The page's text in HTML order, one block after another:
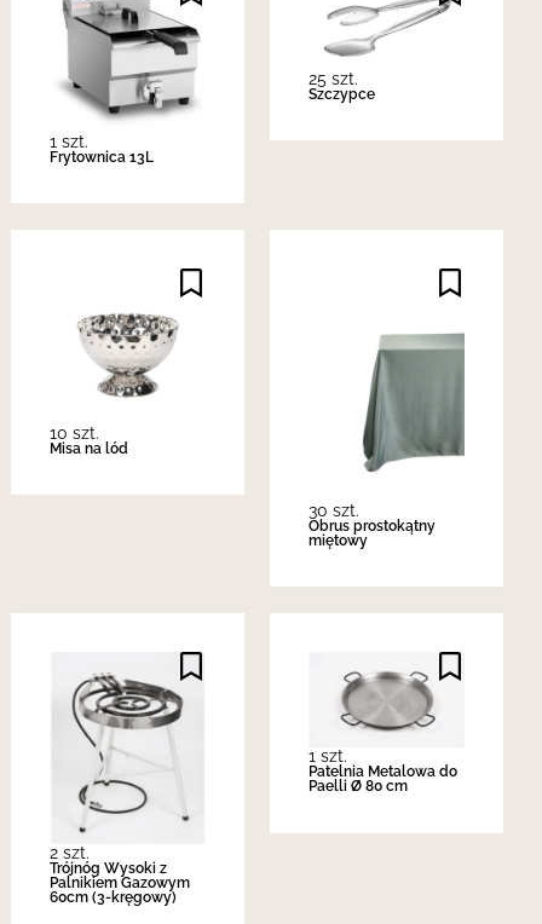
1 szt.
Frytownica 13L
25 szt.
Szczypce
10 szt.
Misa na lód
30 szt.
Obrus prostokątny
miętowy
2 szt.
Trójnóg Wysoki z
Palnikiem Gazowym
60cm (3-kręgowy)
1 szt.
Patelnia Metalowa do
Paelli Ø 80 cm